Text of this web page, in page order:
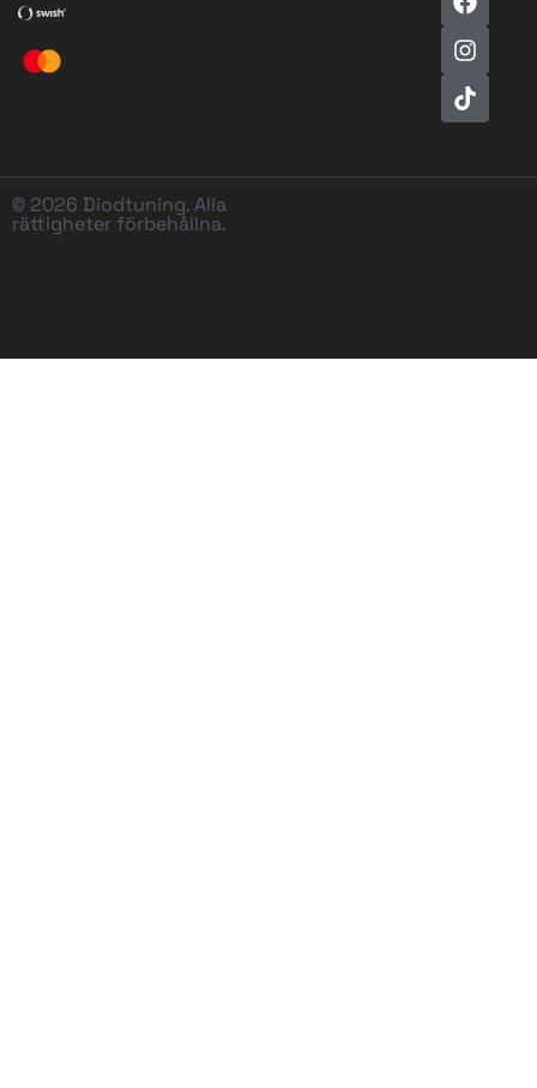
© 2026 Diodtuning. Alla
rättigheter förbehållna.